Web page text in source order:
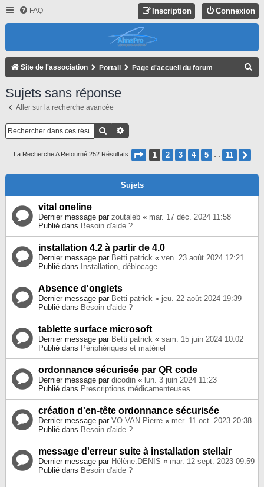
FAQ Connexion
Inscription
Site de l'association Portail Page d'accueil du forum
H
Sujets sans réponse
Aller sur la recherche avancée
Rechercher
La Recherche A Retourné 252 Résultats Page 1Sur 11
1 2 3 4 5 11
Sujets
vital oneline
Dernier message par zoutaleb « mar. 17 déc. 2024 11:58
Publié dans Besoin d'aide ?
installation 4.2 à partir de 4.0
Dernier message par Betti patrick « ven. 23 août 2024 12:21
Publié dans Installation, déblocage
Absence d'onglets
Dernier message par Betti patrick « jeu. 22 août 2024 19:39
Publié dans Besoin d'aide ?
tablette surface microsoft
Dernier message par Betti patrick « sam. 15 juin 2024 10:02
Publié dans Périphériques et matériel
ordonnance sécurisée par QR code
Dernier message par dicodin « lun. 3 juin 2024 11:23
Publié dans Prescriptions médicamenteuses
création d'en-tête ordonnance sécurisée
Dernier message par VO VAN Pierre « mer. 11 oct. 2023 20:38
Publié dans Besoin d'aide ?
message d'erreur suite à installation stellair
Dernier message par Hélène.DENIS « mar. 12 sept. 2023 09:59
Publié dans Besoin d'aide ?